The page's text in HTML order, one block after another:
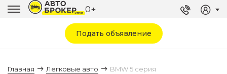
0+
Подать объявление
Главная Легковые авто BMW 5 серия